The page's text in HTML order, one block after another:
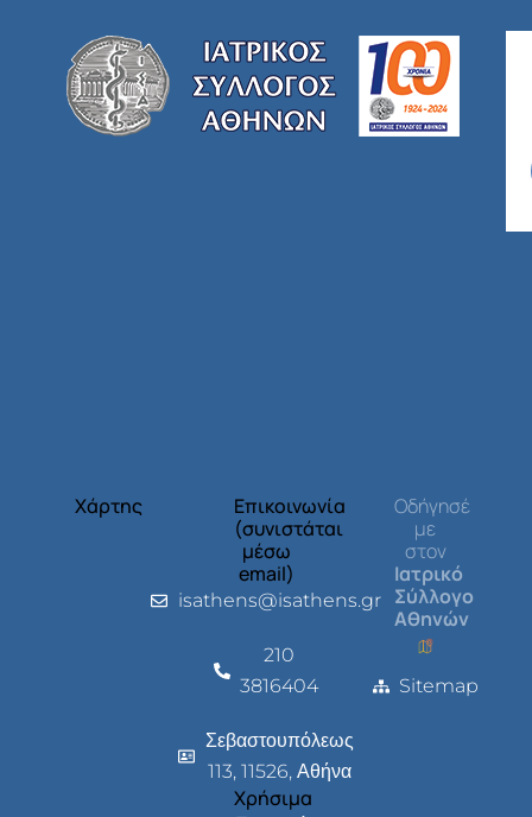
Χάρτης
Επικοινωνία
(συνιστάται
μέσω
email)
isathens@isathens.gr
210
3816404
Σεβαστουπόλεως
113, 11526, Αθήνα
Χρήσιμα
Οδήγησέ
με
στον
Ιατρικό
Σύλλογο
Αθηνών
Sitemap